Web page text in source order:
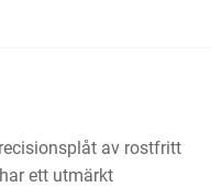
av rostfritt
ett utmärkt